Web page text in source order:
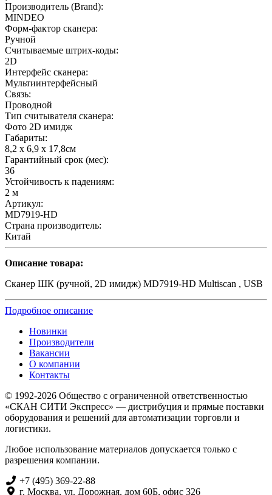
Производитель (Brand):
MINDEO
Форм-фактор сканера:
Ручной
Считываемые штрих-коды:
2D
Интерфейс сканера:
Мультиинтерфейсный
Связь:
Проводной
Тип считывателя сканера:
Фото 2D имидж
Габариты:
8,2 х 6,9 х 17,8см
Гарантийный срок (мес):
36
Устойчивость к падениям:
2 м
Артикул:
MD7919-HD
Страна производитель:
Китай
Описание товара:
Сканер ШК (ручной, 2D имидж) MD7919-HD Multiscan , USB
Подробное описание
Новинки
Производители
Вакансии
О компании
Контакты
© 1992-2026 Общество с ограниченной ответственностью
«СКАН СИТИ Экспресс» — дистрибуция и прямые поставки
оборудования и решений для автоматизации торговли и
логистики.
Любое использование материалов допускается только с
разрешения компании.
+7 (495) 369-22-88
г. Москва, ул. Дорожная, дом 60Б, офис 326